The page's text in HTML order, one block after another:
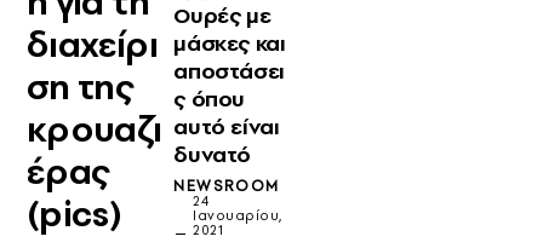
διαχείρι
ση της
κρουαζι
έρας
(pics)
Ουρές με
μάσκες και
αποστάσει
ς όπου
αυτό είναι
δυνατό
NEWSROOM
24
Ιανουαρίου,
2021